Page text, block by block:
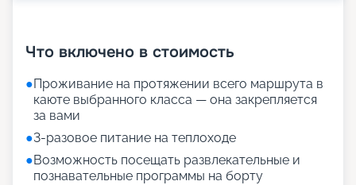
Что включено в стоимость
●Проживание на протяжении всего маршрута в
каюте выбранного класса — она закрепляется
за вами
●3-разовое питание на теплоходе
●Возможность посещать развлекательные и
познавательные программы на борту